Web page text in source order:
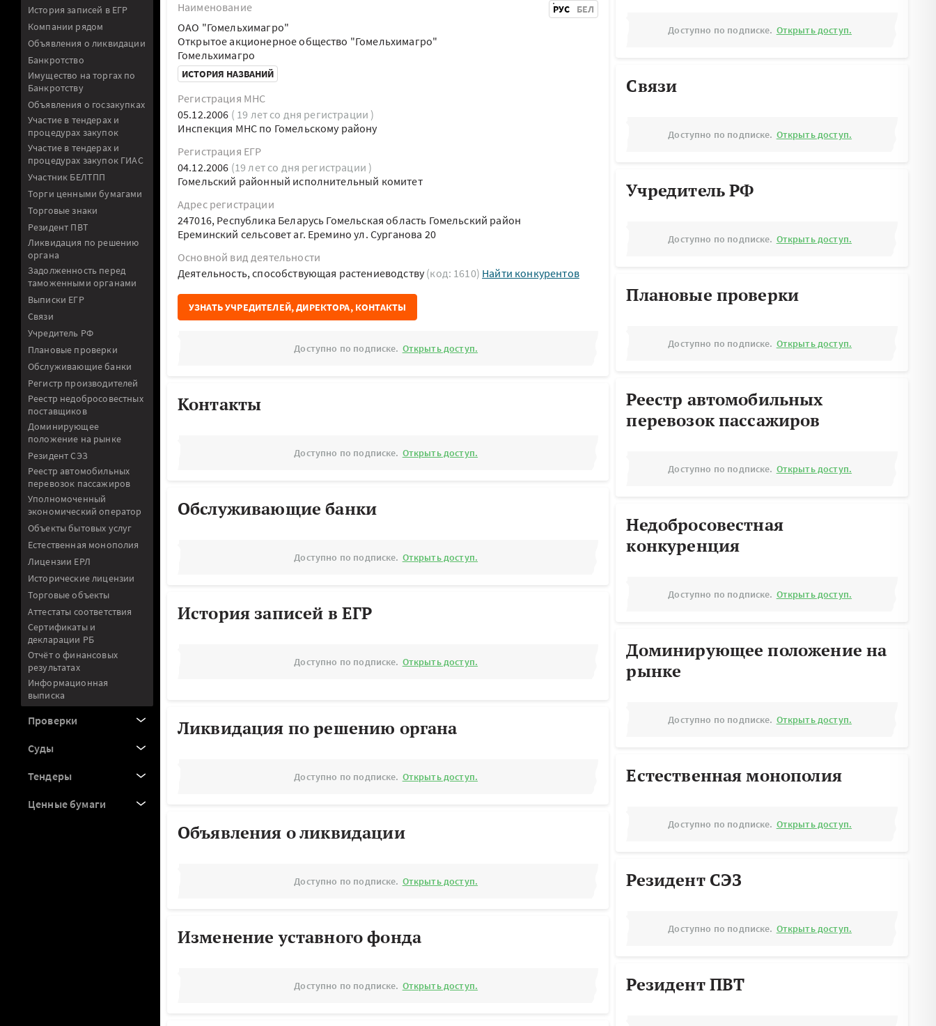
История записей в ЕГР
Компании рядом
Объявления о ликвидации
Банкротство
Имущество на торгах по
Банкротству
Объявления о госзакупках
Участие в тендерах и
процедурах закупок
Участие в тендерах и
процедурах закупок ГИАС
Участник БЕЛТПП
Торги ценными бумагами
Торговые знаки
Резидент ПВТ
Ликвидация по решению
органа
Задолженность перед
таможенными органами
Выписки ЕГР
Связи
Учредитель РФ
Плановые проверки
Обслуживающие банки
Регистр производителей
Реестр недобросовестных
поставщиков
Доминирующее
положение на рынке
Резидент СЭЗ
Реестр автомобильных
перевозок пассажиров
Уполномоченный
экономический оператор
Объекты бытовых услуг
Естественная монополия
Лицензии ЕРЛ
Исторические лицензии
Торговые объекты
Аттестаты соответствия
Сертификаты и
декларации РБ
Отчёт о финансовых
результатах
Информационная
выписка
Проверки
Суды
Тендеры
Ценные бумаги
Наименование
РУС БЕЛ
ОАО "Гомельхимагро"
Открытое акционерное общество "Гомельхимагро"
Гомельхимагро
ИСТОРИЯ НАЗВАНИЙ
Регистрация МНС
05.12.2006 ( 19 лет со дня регистрации )
Инспекция МНС по Гомельскому району
Регистрация ЕГР
04.12.2006 (19 лет со дня регистрации )
Гомельский районный исполнительный комитет
Адрес регистрации
247016, Республика Беларусь Гомельская область Гомельский район
Ереминский сельсовет аг. Еремино ул. Сурганова 20
Основной вид деятельности
Деятельность, способствующая растениеводству(код: 1610) Найти конкурентов
УЗНАТЬ УЧРЕДИТЕЛЕЙ, ДИРЕКТОРА, КОНТАКТЫ
Доступно по подписке. Открыть доступ.
Контакты
Доступно по подписке. Открыть доступ.
Обслуживающие банки
Доступно по подписке. Открыть доступ.
История записей в ЕГР
Доступно по подписке. Открыть доступ.
Ликвидация по решению органа
Доступно по подписке. Открыть доступ.
Объявления о ликвидации
Доступно по подписке. Открыть доступ.
Изменение уставного фонда
Доступно по подписке. Открыть доступ.
Доступно по подписке. Открыть доступ.
Связи
Доступно по подписке. Открыть доступ.
Учредитель РФ
Доступно по подписке. Открыть доступ.
Плановые проверки
Доступно по подписке. Открыть доступ.
Реестр автомобильных
перевозок пассажиров
Доступно по подписке. Открыть доступ.
Недобросовестная
конкуренция
Доступно по подписке. Открыть доступ.
Доминирующее положение на
рынке
Доступно по подписке. Открыть доступ.
Естественная монополия
Доступно по подписке. Открыть доступ.
Резидент СЭЗ
Доступно по подписке. Открыть доступ.
Резидент ПВТ